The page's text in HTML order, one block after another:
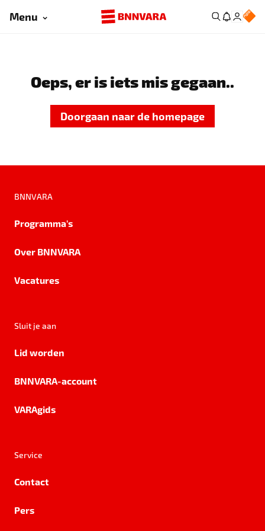
Menu
Oeps, er is iets mis gegaan..
Doorgaan naar de homepage
BNNVARA
Programma's
Over BNNVARA
Vacatures
Sluit je aan
Lid worden
BNNVARA-account
VARAgids
Service
Contact
Pers